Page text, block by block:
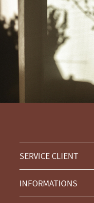
SERVICE CLIENT
INFORMATIONS